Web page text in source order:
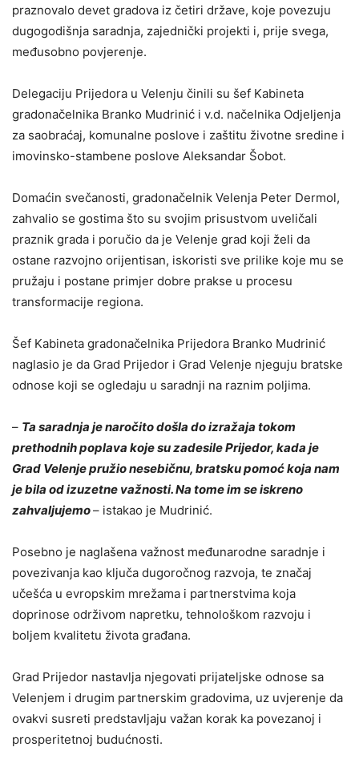
praznovalo devet gradova iz četiri države, koje povezuju
dugogodišnja saradnja, zajednički projekti i, prije svega,
međusobno povjerenje.
Delegaciju Prijedora u Velenju činili su šef Kabineta
gradonačelnika Branko Mudrinić i v.d. načelnika Odjeljenja
za saobraćaj, komunalne poslove i zaštitu životne sredine i
imovinsko-stambene poslove Aleksandar Šobot.
Domaćin svečanosti, gradonačelnik Velenja Peter Dermol,
zahvalio se gostima što su svojim prisustvom uveličali
praznik grada i poručio da je Velenje grad koji želi da
ostane razvojno orijentisan, iskoristi sve prilike koje mu se
pružaju i postane primjer dobre prakse u procesu
transformacije regiona.
Šef Kabineta gradonačelnika Prijedora Branko Mudrinić
naglasio je da Grad Prijedor i Grad Velenje njeguju bratske
odnose koji se ogledaju u saradnji na raznim poljima.
– Ta saradnja je naročito došla do izražaja tokom
prethodnih poplava koje su zadesile Prijedor, kada je
Grad Velenje pružio nesebičnu, bratsku pomoć koja nam
je bila od izuzetne važnosti. Na tome im se iskreno
zahvaljujemo– istakao je Mudrinić.
Posebno je naglašena važnost međunarodne saradnje i
povezivanja kao ključa dugoročnog razvoja, te značaj
učešća u evropskim mrežama i partnerstvima koja
doprinose održivom napretku, tehnološkom razvoju i
boljem kvalitetu života građana.
Grad Prijedor nastavlja njegovati prijateljske odnose sa
Velenjem i drugim partnerskim gradovima, uz uvjerenje da
ovakvi susreti predstavljaju važan korak ka povezanoj i
prosperitetnoj budućnosti.